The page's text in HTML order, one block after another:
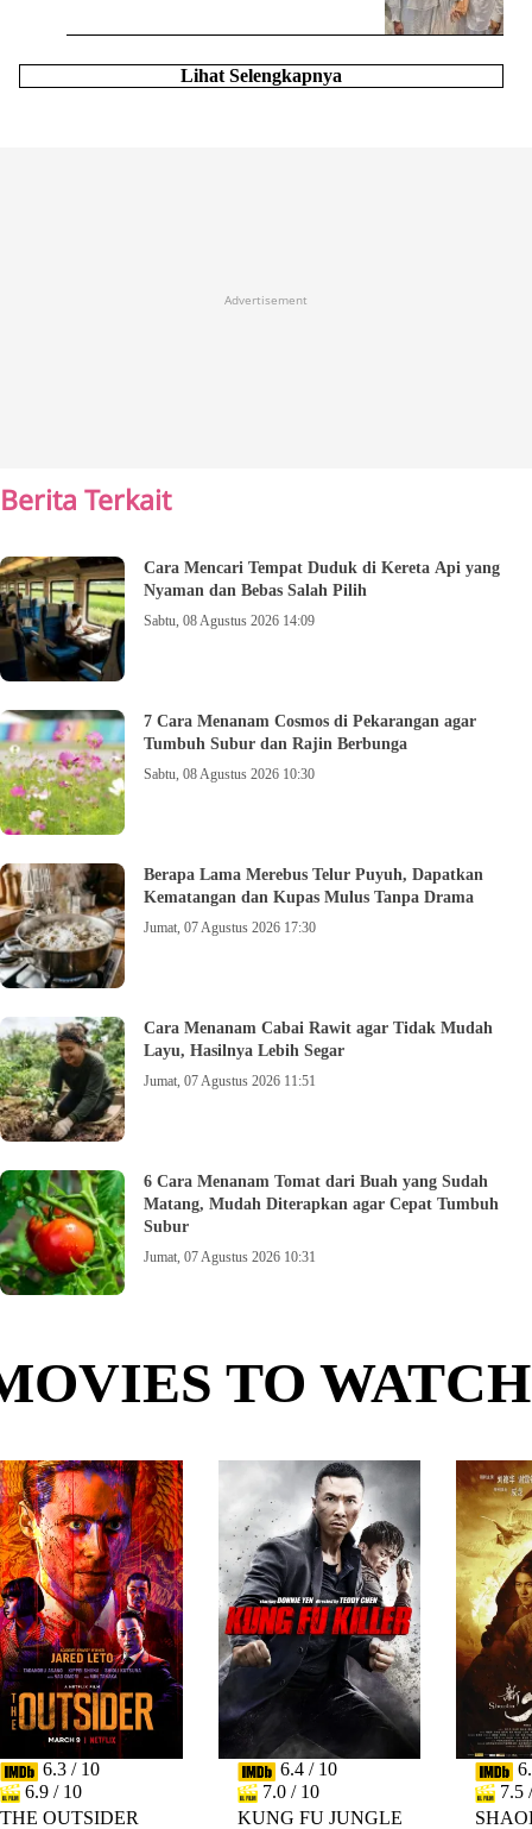
Lihat Selengkapnya
Advertisement
Berita Terkait
Cara Mencari Tempat Duduk di Kereta Api yang
Nyaman dan Bebas Salah Pilih
Sabtu, 08 Agustus 2026 14:09
7 Cara Menanam Cosmos di Pekarangan agar
Tumbuh Subur dan Rajin Berbunga
Sabtu, 08 Agustus 2026 10:30
Berapa Lama Merebus Telur Puyuh, Dapatkan
Kematangan dan Kupas Mulus Tanpa Drama
Jumat, 07 Agustus 2026 17:30
Cara Menanam Cabai Rawit agar Tidak Mudah
Layu, Hasilnya Lebih Segar
Jumat, 07 Agustus 2026 11:51
6 Cara Menanam Tomat dari Buah yang Sudah
Matang, Mudah Diterapkan agar Cepat Tumbuh
Subur
Jumat, 07 Agustus 2026 10:31
TO WATCH
6.3 / 10
6.9 / 10
THE OUTSIDER
6.4 / 10
7.0 / 10
KUNG FU JUNGLE
7.5